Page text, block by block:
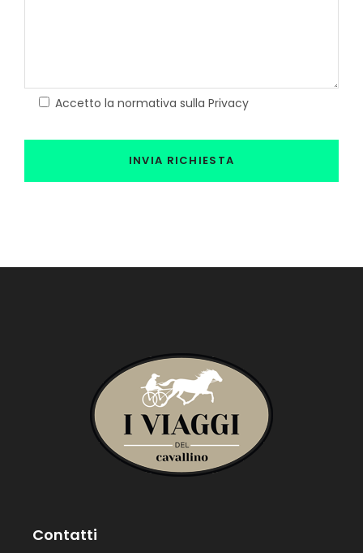
Accetto la normativa sulla Privacy
Contatti